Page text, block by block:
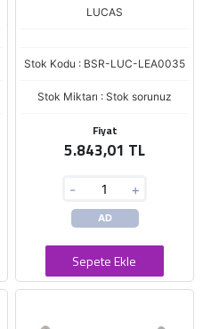
LUCAS
Stok Kodu : BSR-LUC-LEA0035
Stok Miktarı : Stok sorunuz
Fiyat
5.843,01 TL
- +
AD
Sepete Ekle